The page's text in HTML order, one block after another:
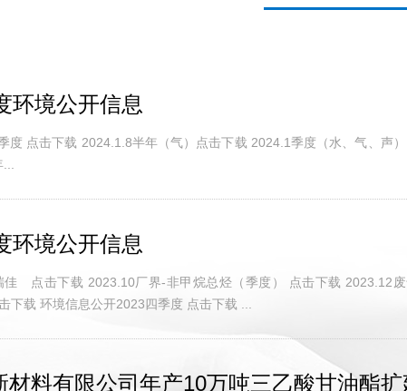
环境公开信息
度 点击下载 2024.1.8半年（气）点击下载 2024.1季度（水、气、声
环境公开信息
佳 点击下载 2023.10厂界-非甲烷总烃（季度） 点击下载 2023.12
下载 环境信息公开2023四季度 点击下载 ...
材料有限公司年产10万吨三乙酸甘油酯